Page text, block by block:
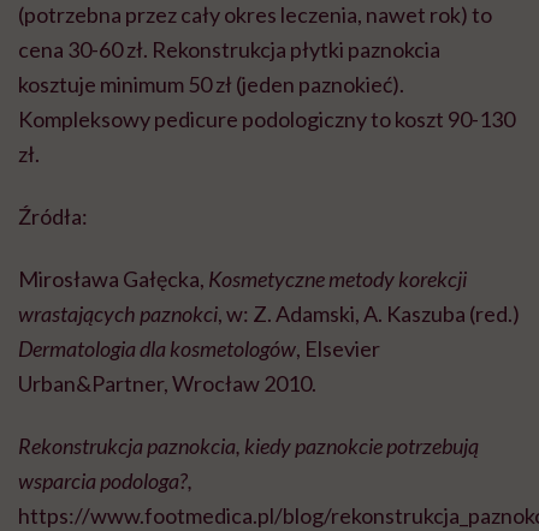
(potrzebna przez cały okres leczenia, nawet rok) to
cena 30-60 zł. Rekonstrukcja płytki paznokcia
kosztuje minimum 50 zł (jeden paznokieć).
Kompleksowy pedicure podologiczny to koszt 90-130
zł.
Źródła:
Mirosława Gałęcka, Kosmetyczne metody korekcji
wrastających paznokci, w: Z. Adamski, A. Kaszuba (red.)
Dermatologia dla kosmetologów, Elsevier
Urban&Partner, Wrocław 2010.
Rekonstrukcja paznokcia, kiedy paznokcie potrzebują
wsparcia podologa?,
https://www.footmedica.pl/blog/